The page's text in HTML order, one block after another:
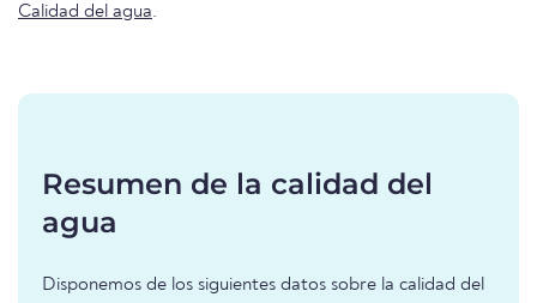
Calidad del agua.
Resumen de la calidad del
agua
Disponemos de los siguientes datos sobre la calidad del